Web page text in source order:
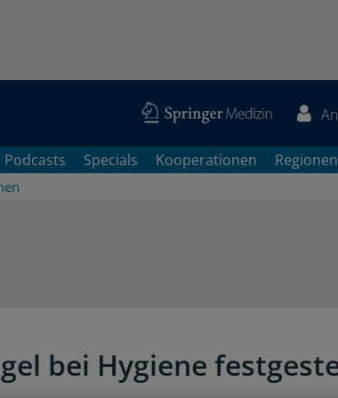
Podcasts Specials Kooperationen Regionen
bei Hygiene